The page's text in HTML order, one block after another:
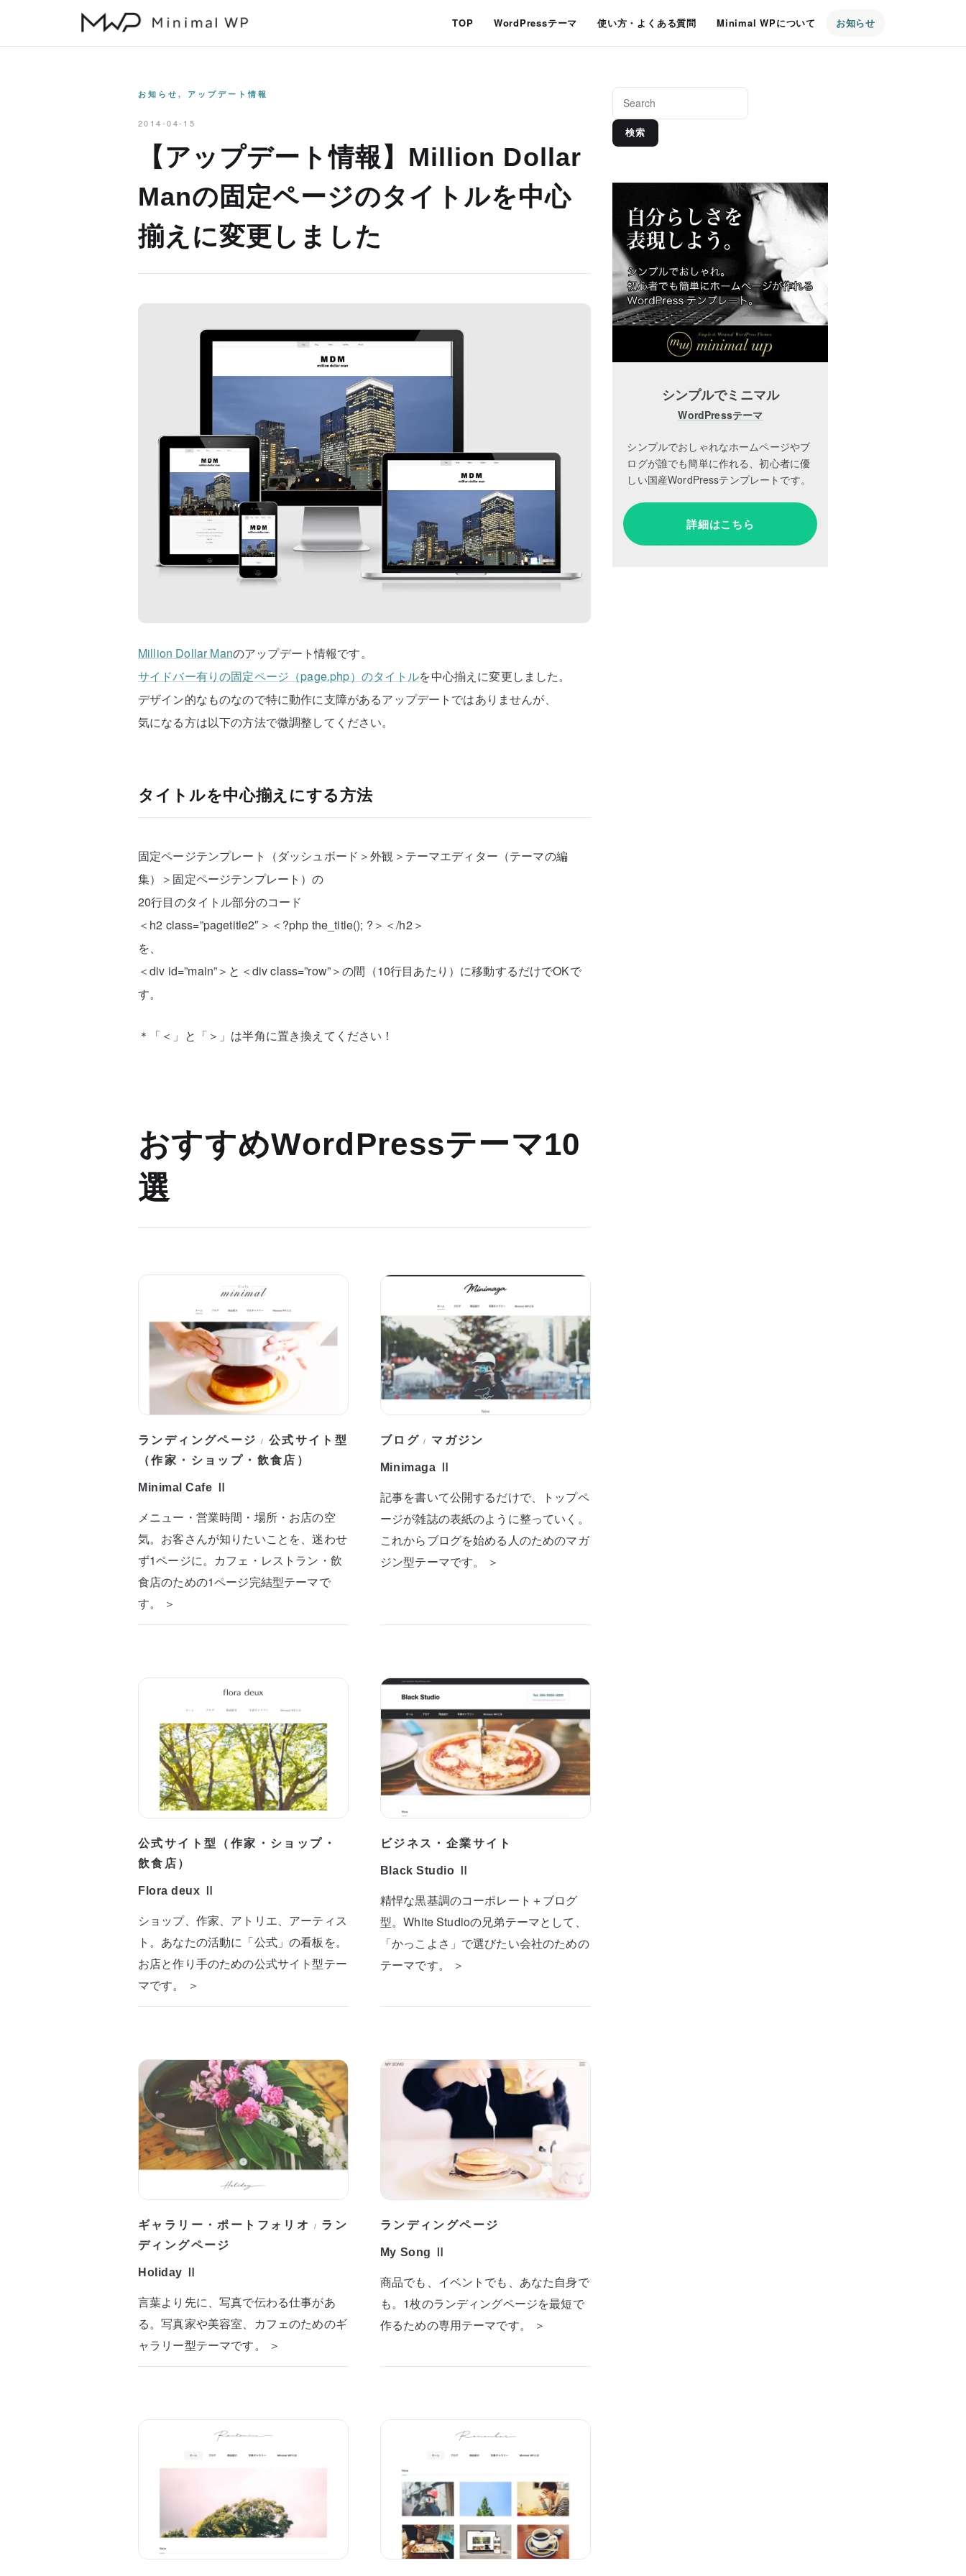
TOP WordPressテーマ 使い方・よくある質問 Minimal WPについて お知らせ
お知らせ, アップデート情報
2014-04-15
【アップデート情報】Million Dollar
Manの固定ページのタイトルを中心
揃えに変更しました
Million Dollar Manのアップデート情報です。
サイドバー有りの固定ページ（page.php）のタイトルを中心揃えに変更しました。
デザイン的なものなので特に動作に支障があるアップデートではありませんが、
気になる方は以下の方法で微調整してください。
タイトルを中心揃えにする方法
固定ページテンプレート（ダッシュボード＞外観＞テーマエディター（テーマの編
集）＞固定ページテンプレート）の
20行目のタイトル部分のコード
＜h2 class=”pagetitle2″＞＜?php the_title(); ?＞＜/h2＞
を、
＜div id=”main”＞と＜div class=”row”＞の間（10行目あたり）に移動するだけでOKで
す。
＊「＜」と「＞」は半角に置き換えてください！
おすすめWordPressテーマ10
選
ランディングページ / 公式サイト型
（作家・ショップ・飲食店）
Minimal Cafe Ⅱ
メニュー・営業時間・場所・お店の空
気。お客さんが知りたいことを、迷わせ
ず1ページに。カフェ・レストラン・飲
食店のための1ページ完結型テーマで
す。 ＞
ブログ / マガジン
Minimaga Ⅱ
記事を書いて公開するだけで、トップペ
ージが雑誌の表紙のように整っていく。
これからブログを始める人のためのマガ
ジン型テーマです。 ＞
公式サイト型（作家・ショップ・
飲食店）
Flora deux Ⅱ
ショップ、作家、アトリエ、アーティス
ト。あなたの活動に「公式」の看板を。
お店と作り手のための公式サイト型テー
マです。 ＞
ビジネス・企業サイト
Black Studio Ⅱ
精悍な黒基調のコーポレート＋ブログ
型。White Studioの兄弟テーマとして、
「かっこよさ」で選びたい会社のための
テーマです。 ＞
ギャラリー・ポートフォリオ / ラン
ディングページ
Holiday Ⅱ
言葉より先に、写真で伝わる仕事があ
る。写真家や美容室、カフェのためのギ
ャラリー型テーマです。 ＞
ランディングページ
My Song Ⅱ
商品でも、イベントでも、あなた自身で
も。1枚のランディングページを最短で
作るための専用テーマです。 ＞
検索
シンプルでミニマル
WordPressテーマ
シンプルでおしゃれなホームページやブ
ログが誰でも簡単に作れる、初心者に優
しい国産WordPressテンプレートです。
詳細はこちら